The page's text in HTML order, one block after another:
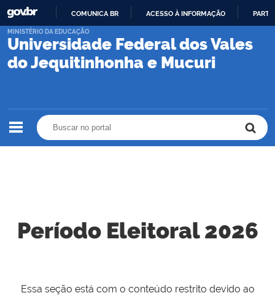
PARA
CONTEÚDO
COMUNICA BR ACESSO À INFORMAÇÃO
Universidade Federal dos Vales
do Jequitinhonha e Mucuri
MINISTÉRIO DA EDUCAÇÃO
Período Eleitoral 2026
Essa seção está com o conteúdo restrito devido ao